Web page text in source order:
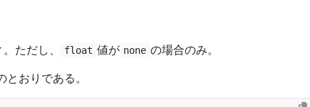
ただし、 float 値が none の場合のみ。
おりである。